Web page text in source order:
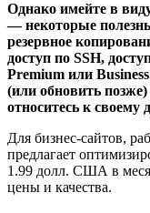
Однако имейте в
— некоторые
резервное
доступ по SSH,
Premium или
(или обновить
относитесь к своему
Для бизнес-сайтов,
предлагает
1.99 долл. США в
цены и качества.